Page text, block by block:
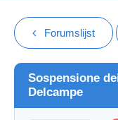
Forumslijst
Sospensione
Delcampe